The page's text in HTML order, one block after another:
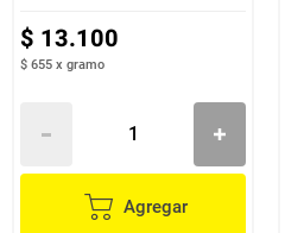
$ 13.100
$ 655 x gramo
Agregar